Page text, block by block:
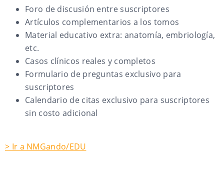
Foro de discusión entre suscriptores
Artículos complementarios a los tomos
Material educativo extra: anatomía, embriología,
etc.
Casos clínicos reales y completos
Formulario de preguntas exclusivo para
suscriptores
Calendario de citas exclusivo para suscriptores
sin costo adicional
> Ir a NMGando/EDU